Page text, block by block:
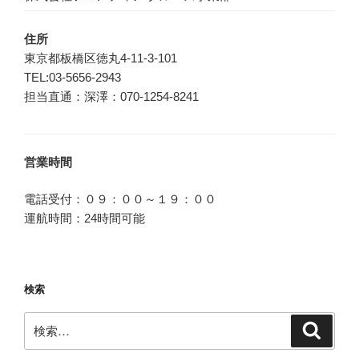
ョ
ン
住所
東京都板橋区徳丸4-11-3-101
TEL:03-5656-2943
担当直通：深澤：070-1254-8241
営業時間
電話受付：０９：００～１９：００
運航時間：24時間可能
検索
索: